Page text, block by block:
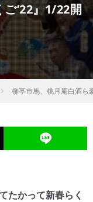
’22』1/22開
柳亭市⾺、桃月庵白酒ら
たかって新春らく